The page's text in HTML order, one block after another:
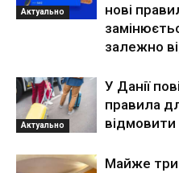
Актуально
нові
залежно
Актуально
У Данії
правила
відмовити
Майже три